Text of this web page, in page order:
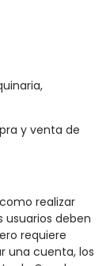
y venta de
realizar
usuarios deben
requiere
una cuenta, los